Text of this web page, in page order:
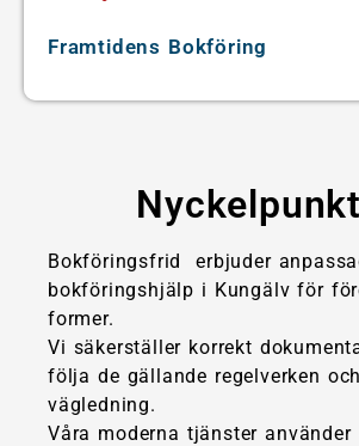
Framtidens Bokföring
Bokföringsfrid erbjuder
bokföringshjälp i Kungälv för
former.
Vi säkerställer korrekt
följa de gällande regelverken
vägledning.
Våra moderna tjänster använder